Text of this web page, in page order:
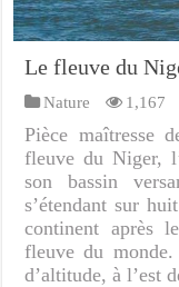
Le fleuve du
Nature 1,167
Pièce maîtresse
fleuve du Niger,
son bassin
s’étendant sur
continent après
fleuve du
d’altitude, à l’est